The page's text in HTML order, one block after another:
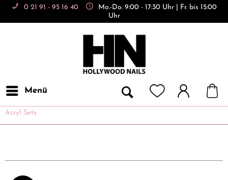
0 21 91 - 95 16 40
Mo.-Do. 9:00 - 17:30 Uhr | Fr. bis 15:00
Uhr
Menü
Acryl Sets